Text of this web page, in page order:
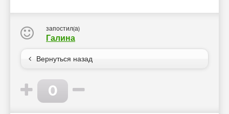
запостил(а)
Галина
Вернуться назад
0